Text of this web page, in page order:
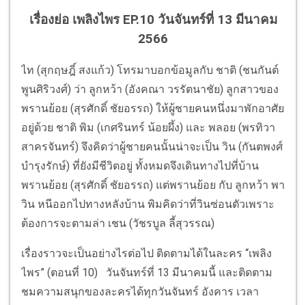
เรื่องย่อ เพลิงไพร EP.10 วันจันทร์ที่ 13 มีนาคม
2566
ไท (สุกฤษฎิ์ สงแก้ว) โทรมาบอกข้อมูลกับ ชาติ (ชนกันต์
พูนศิริวงศ์) ว่า ลูกหว้า (อังคณา วรรัตนาชัย) ลูกสาวของ
พรานย้อย (สุรศักดิ์ ชัยอรรถ) ให้ผู้ชายคนหนึ่งมาพักอาศัย
อยู่ด้วย ชาติ พิม (เกศรินทร์ น้อยผึ้ง) และ พลอย (พรทิวา
สาครจันทร์) จึงคิดว่าผู้ชายคนนั้นน่าจะเป็น วิน (กันตพงศ์
บำรุงรักษ์) ที่ยังมีชีวิตอยู่ ทั้งหมดจึงเดินทางไปที่บ้าน
พรานย้อย (สุรศักดิ์ ชัยอรรถ) แต่พรานย้อย กับ ลูกหว้า พา
วิน หนีออกไปทางหลังบ้าน พิมคิดว่าที่วินซ่อนตัวเพราะ
ต้องการจะตามล่า เชน (วัชรบูล ลี้สุวรรณ)
เรื่องราวจะเป็นอย่างไรต่อไป ติดตามได้ในละคร “เพลิง
ไพร” (ตอนที่ 10) วันจันทร์ที่ 13 มีนาคมนี้ และติดตาม
ชมความสนุกของละครได้ทุกวันจันทร์ อังคาร เวลา